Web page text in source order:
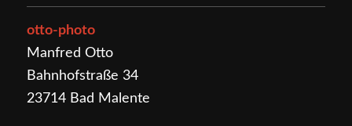
otto-photo
Manfred Otto
Bahnhofstraße 34
23714 Bad Malente